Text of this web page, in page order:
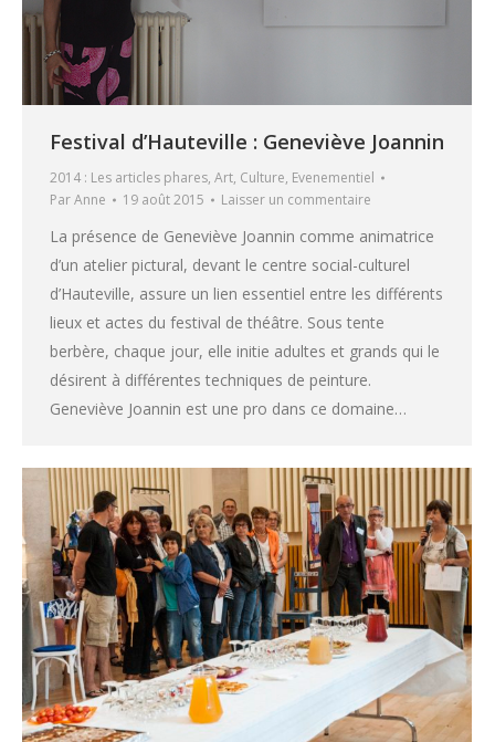
Festival d’Hauteville : Geneviève Joannin
2014 : Les articles phares, Art, Culture, Evenementiel
ParAnne 19 août 2015 Laisser un commentaire
La présence de Geneviève Joannin comme animatrice
d’un atelier pictural, devant le centre social-culturel
d’Hauteville, assure un lien essentiel entre les différents
lieux et actes du festival de théâtre. Sous tente
berbère, chaque jour, elle initie adultes et grands qui le
désirent à différentes techniques de peinture.
Geneviève Joannin est une pro dans ce domaine…